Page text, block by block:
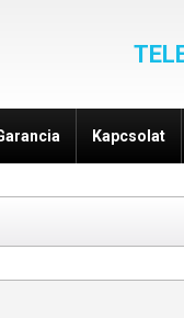
Kapcsolat